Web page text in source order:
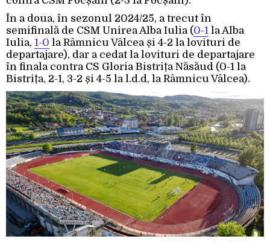
În a doua, în sezonul 2024/25, a trecut în
semifinală de CSM Unirea Alba Iulia (0-1 la Alba
Iulia, 1-0 la Râmnicu Vâlcea și 4-2 la lovituri de
departajare), dar a cedat la lovituri de departajare
în finala contra CS Gloria Bistrița Năsăud (0-1 la
Bistrița, 2-1, 3-2 și 4-5 la l.d.d, la Râmnicu Vâlcea).